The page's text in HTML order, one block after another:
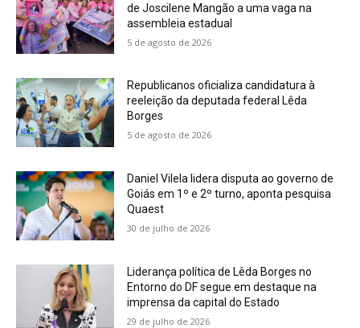
de Joscilene Mangão a uma vaga na
assembleia estadual
5 de agosto de 2026
Republicanos oficializa candidatura à
reeleição da deputada federal Lêda
Borges
5 de agosto de 2026
Daniel Vilela lidera disputa ao governo de
Goiás em 1º e 2º turno, aponta pesquisa
Quaest
30 de julho de 2026
Liderança política de Lêda Borges no
Entorno do DF segue em destaque na
imprensa da capital do Estado
29 de julho de 2026